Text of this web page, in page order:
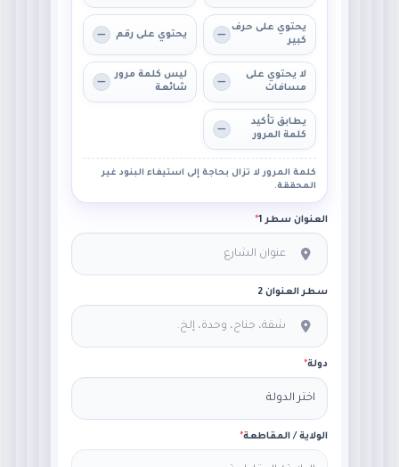
يحتوي على حرف
كبير
يحتوي على رقم
لا يحتوي على
مسافات
ليس كلمة مرور
شائعة
يطابق تأكيد
كلمة المرور
كلمة المرور لا تزال بحاجة إلى استيفاء البنود غير
المحققة.
العنوان سطر 1 *
سطر العنوان 2
دولة*
الولاية / المقاطعة*